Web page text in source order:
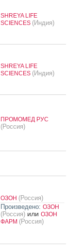
SHREYA LIFE
SCIENCES (Индия)
SHREYA LIFE
SCIENCES (Индия)
ПРОМОМЕД РУС
(Россия)
ОЗОН (Россия)
Произведено: ОЗОН
(Россия)или ОЗОН
ФАРМ (Россия)